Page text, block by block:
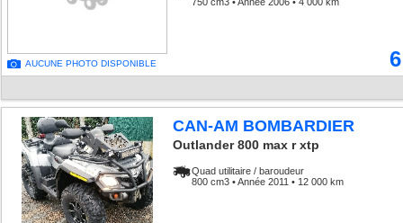
AUCUNE PHOTO DISPONIBLE
CAN-AM BOMBARDIER
Outlander 800 max r xtp
Quad utilitaire / baroudeur
800 cm3 • Année 2011 • 12 000 km